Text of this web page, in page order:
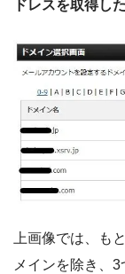
ドレスを取得し
上画像では、も
メインを除き、